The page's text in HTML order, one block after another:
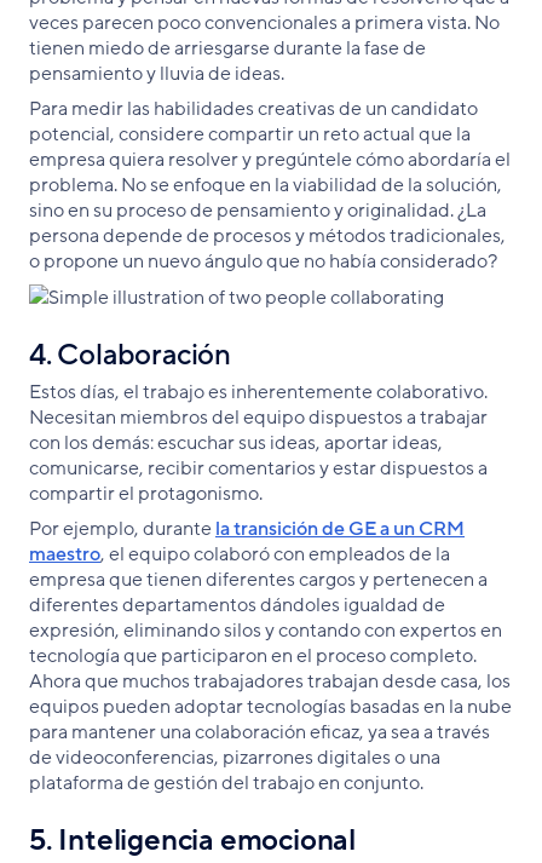
veces parecen poco convencionales a primera vista. No
tienen miedo de arriesgarse durante la fase de
pensamiento y lluvia de ideas.
Para medir las habilidades creativas de un candidato
potencial, considere compartir un reto actual que la
empresa quiera resolver y pregúntele cómo abordaría el
problema. No se enfoque en la viabilidad de la solución,
sino en su proceso de pensamiento y originalidad. ¿La
persona depende de procesos y métodos tradicionales,
o propone un nuevo ángulo que no había considerado?
4. Colaboración
Estos días, el trabajo es inherentemente colaborativo.
Necesitan miembros del equipo dispuestos a trabajar
con los demás: escuchar sus ideas, aportar ideas,
comunicarse, recibir comentarios y estar dispuestos a
compartir el protagonismo.
Por ejemplo, durantela transición de GE a un CRM
maestro, el equipo colaboró con empleados de la
empresa que tienen diferentes cargos y pertenecen a
diferentes departamentos dándoles igualdad de
expresión, eliminando silos y contando con expertos en
tecnología que participaron en el proceso completo.
Ahora que muchos trabajadores trabajan desde casa, los
equipos pueden adoptar tecnologías basadas en la nube
para mantener una colaboración eficaz, ya sea a través
de videoconferencias, pizarrones digitales o una
plataforma de gestión del trabajo en conjunto.
5. Inteligencia emocional